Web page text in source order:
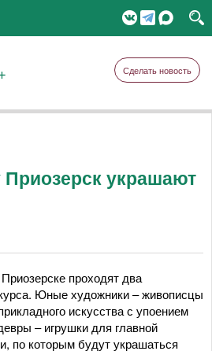
Сделать новость
украшают
проходят два
Юные художники – живописцы
искусства с упоением
– игрушки для главной
по которым будут украшаться